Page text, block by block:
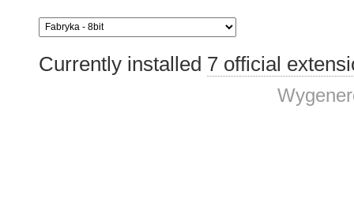
Currently installed 7 official